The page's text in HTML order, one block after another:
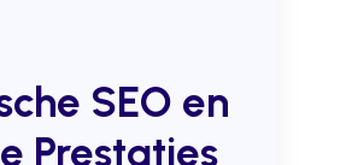
SEO en
Prestaties